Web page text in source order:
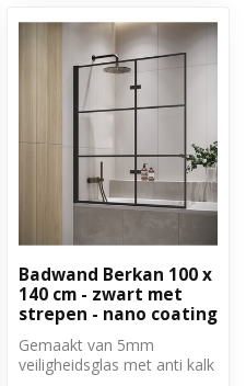
Badwand Berkan 100 x
140 cm - zwart met
strepen - nano coating
Gemaakt van 5mm
veiligheidsglas met anti kalk